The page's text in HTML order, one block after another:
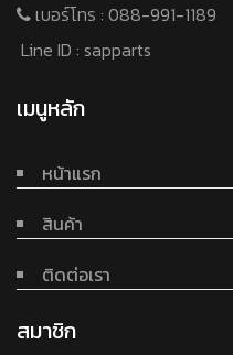
เบอร์โทร : 088-991-1189
Line ID : sapparts
เมนูหลัก
หน้าแรก
สินค้า
ติดต่อเรา
สมาชิก